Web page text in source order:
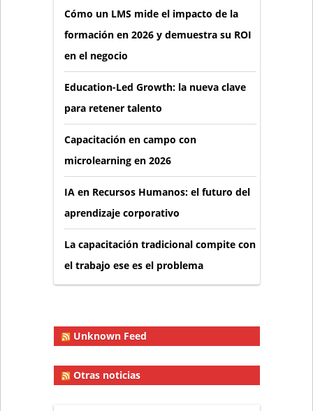
Cómo un LMS mide el impacto de la
formación en 2026 y demuestra su ROI
en el negocio
Education-Led Growth: la nueva clave
para retener talento
Capacitación en campo con
microlearning en 2026
IA en Recursos Humanos: el futuro del
aprendizaje corporativo
La capacitación tradicional compite con
el trabajo ese es el problema
Unknown Feed
Otras noticias